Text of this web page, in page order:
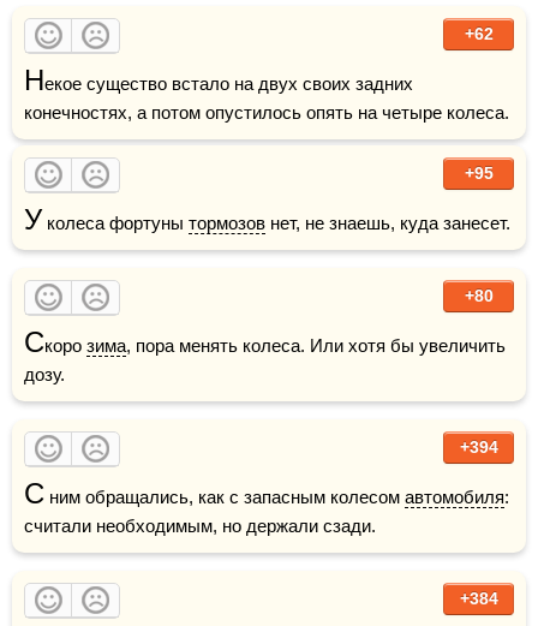
+62
Некое существо встало на двух своих задних
конечностях, а потом опустилось опять на четыре колеса.
+95
У колеса фортуны тормозов нет, не знаешь, куда занесет.
+80
Скоро зима, пора менять колеса. Или хотя бы увеличить
дозу.
+394
С ним обращались, как с запасным колесом автомобиля:
считали необходимым, но держали сзади.
+384